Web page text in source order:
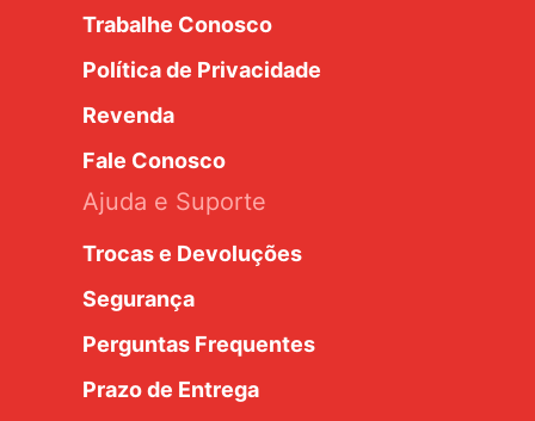
Trabalhe Conosco
Política de Privacidade
Revenda
Fale Conosco
Ajuda e Suporte
Trocas e Devoluções
Segurança
Perguntas Frequentes
Prazo de Entrega